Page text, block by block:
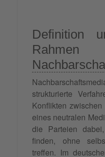
Definition
strukturierte
Konflikten
eines neutralen
die Parteien
finden, ohne
treffen. Im